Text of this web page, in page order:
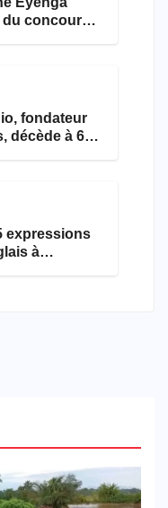
du concours
fondateur
décède à 69
expressions
à